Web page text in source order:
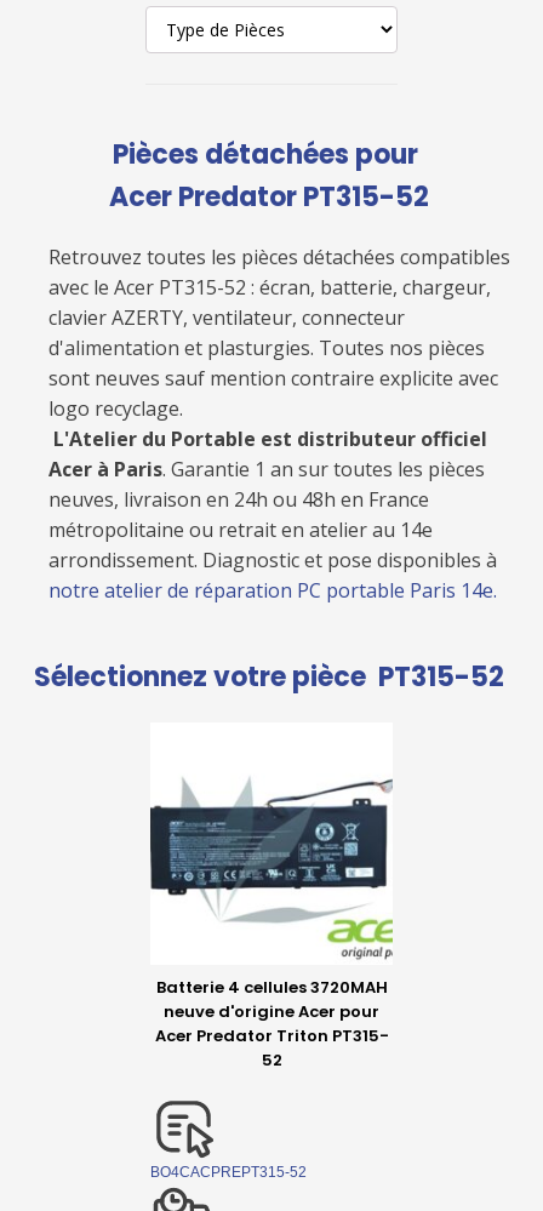
Pièces détachées pour
Acer Predator PT315-52
Retrouvez toutes les pièces détachées compatibles
avec le Acer PT315-52 : écran, batterie, chargeur,
clavier AZERTY, ventilateur, connecteur
d'alimentation et plasturgies. Toutes nos pièces
sont neuves sauf mention contraire explicite avec
logo recyclage.
L'Atelier du Portable est distributeur officiel
Acer à Paris. Garantie 1 an sur toutes les pièces
neuves, livraison en 24h ou 48h en France
métropolitaine ou retrait en atelier au 14e
arrondissement. Diagnostic et pose disponibles à
notre atelier de réparation PC portable Paris 14e.
Sélectionnez votre pièce PT315-52
Batterie 4 cellules 3720MAH
neuve d'origine Acer pour
Acer Predator Triton PT315-
52
BO4CACPREPT315-52